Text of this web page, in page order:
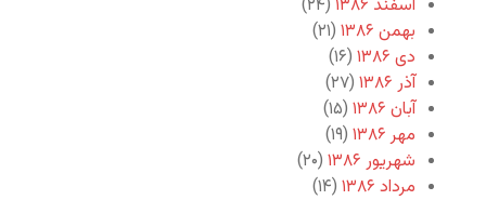
اسفند ۱۳۸۶
(۲۴)
بهمن ۱۳۸۶
(۲۱)
دی ۱۳۸۶
(۱۶)
آذر ۱۳۸۶
(۲۷)
آبان ۱۳۸۶
(۱۵)
مهر ۱۳۸۶
(۱۹)
شهریور ۱۳۸۶
(۲۰)
مرداد ۱۳۸۶
(۱۴)